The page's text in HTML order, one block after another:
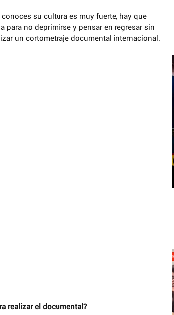
su cultura es muy fuerte, hay que
para no deprimirse y pensar en regresar sin
un cortometraje documental internacional.
realizar el documental?